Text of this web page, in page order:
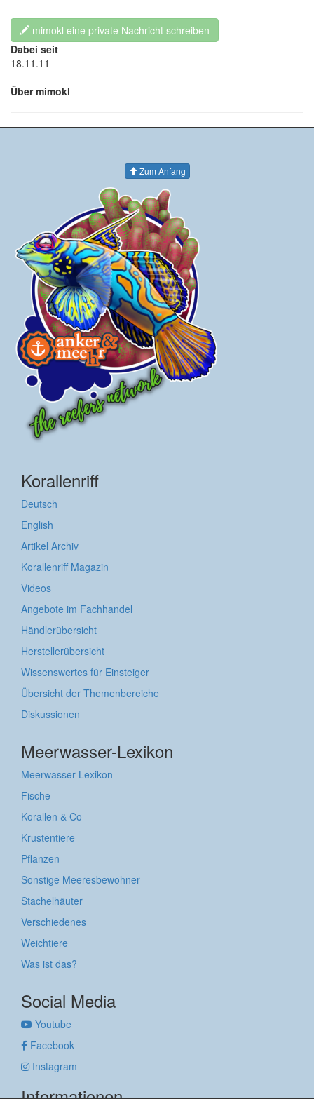
mimokl eine private Nachricht schreiben
Dabei seit
18.11.11
Über mimokl
Zum Anfang
Korallenriff
Deutsch
English
Artikel Archiv
Korallenriff Magazin
Videos
Angebote im Fachhandel
Händlerübersicht
Herstellerübersicht
Wissenswertes für Einsteiger
Übersicht der Themenbereiche
Diskussionen
Meerwasser-Lexikon
Meerwasser-Lexikon
Fische
Korallen & Co
Krustentiere
Pflanzen
Sonstige Meeresbewohner
Stachelhäuter
Verschiedenes
Weichtiere
Was ist das?
Social Media
Youtube
Facebook
Instagram